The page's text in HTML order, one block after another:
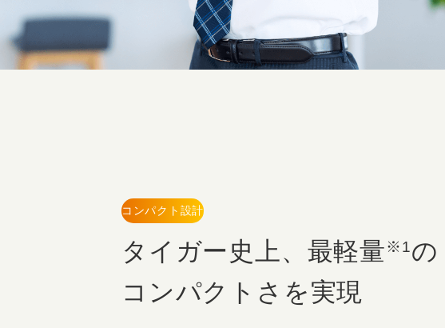
コンパクト設計
タイガー史上、 最軽量※1の
コンパクトさを実現